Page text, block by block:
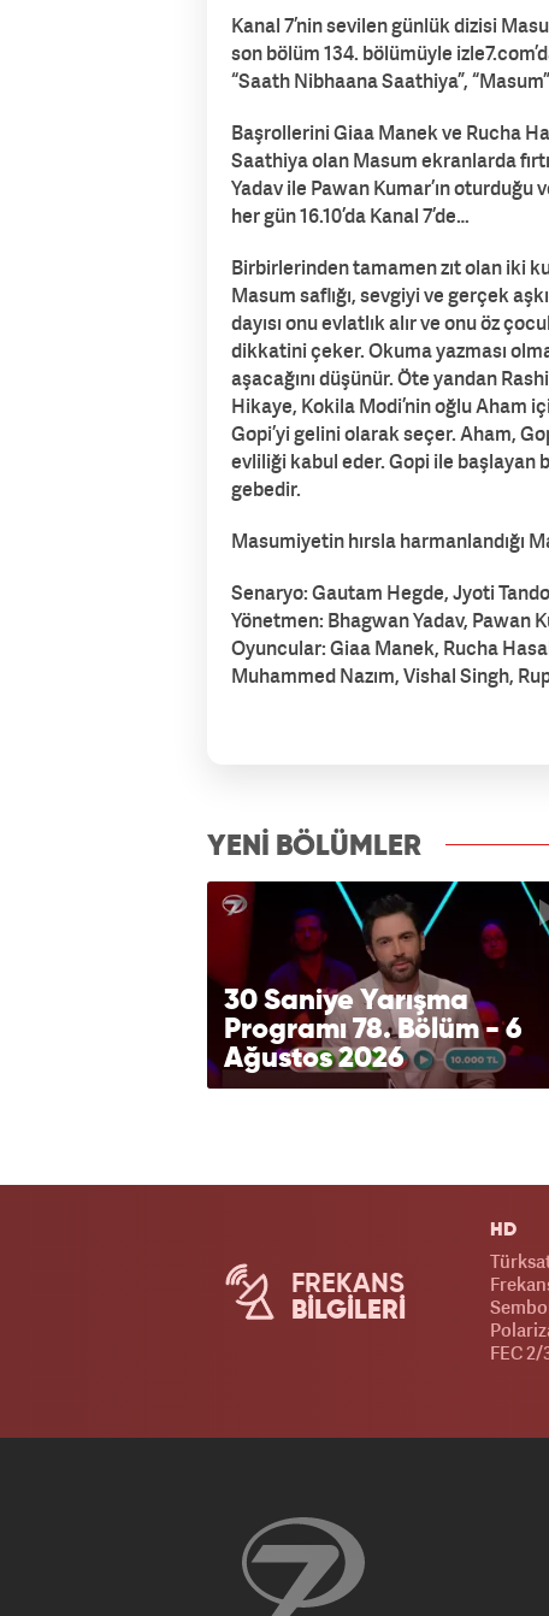
Kanal 7’nin sevilen günlük dizisi
son bölüm 134. bölümüyle
“Saath Nibhaana Saathiya”,
Başrollerini Giaa Manek ve Rucha
Saathiya olan Masum ekranlarda
Yadav ile Pawan Kumar’ın oturduğu
her gün 16.10’da Kanal 7’de…
Birbirlerinden tamamen zıt olan iki
Masum saflığı, sevgiyi ve gerçek
dayısı onu evlatlık alır ve onu öz
dikkatini çeker. Okuma yazması
aşacağını düşünür. Öte yandan
Hikaye, Kokila Modi’nin oğlu Aham
Gopi’yi gelini olarak seçer. Aham,
evliliği kabul eder. Gopi ile başlayan
gebedir.
Masumiyetin hırsla harmanlandığı
Senaryo: Gautam Hegde, Jyoti
Yönetmen: Bhagwan Yadav, Pawan
Oyuncular: Giaa Manek, Rucha
Muhammed Nazım, Vishal Singh,
YENİ BÖLÜMLER
30 Saniye Yarışma
Programı 78. Bölüm - 6
Ağustos 2026
FREKANS
BİLGİLERİ
HD
FEC 2/